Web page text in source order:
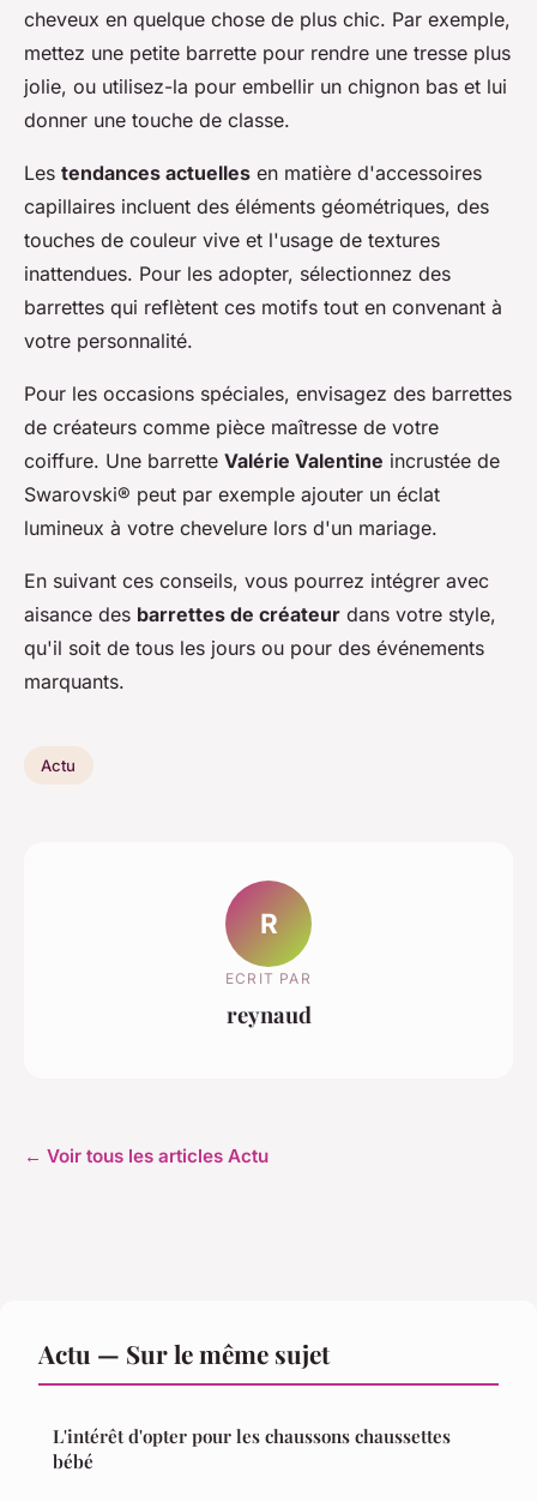
cheveux en quelque chose de plus chic. Par exemple,
mettez une petite barrette pour rendre une tresse plus
jolie, ou utilisez-la pour embellir un chignon bas et lui
donner une touche de classe.
Les tendances actuelles en matière d'accessoires
capillaires incluent des éléments géométriques, des
touches de couleur vive et l'usage de textures
inattendues. Pour les adopter, sélectionnez des
barrettes qui reflètent ces motifs tout en convenant à
votre personnalité.
Pour les occasions spéciales, envisagez des barrettes
de créateurs comme pièce maîtresse de votre
coiffure. Une barrette Valérie Valentine incrustée de
Swarovski® peut par exemple ajouter un éclat
lumineux à votre chevelure lors d'un mariage.
En suivant ces conseils, vous pourrez intégrer avec
aisance des barrettes de créateur dans votre style,
qu'il soit de tous les jours ou pour des événements
marquants.
Actu
R
ECRIT PAR
reynaud
← Voir tous les articles Actu
Actu — Sur le même sujet
L'intérêt d'opter pour les chaussons chaussettes
bébé